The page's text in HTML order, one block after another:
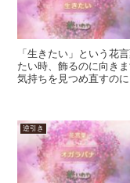
「生きたい」という花
たい時、飾るのに向き
気持ちを見つめ直すの
逆引き